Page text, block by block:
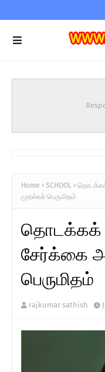
Home SCHOOL
தொடக்கக்
முதல்வர் பெருமிதம்
தொடக்கக்
சேர்க்கை
பெருமிதம்
rajkumar sathish